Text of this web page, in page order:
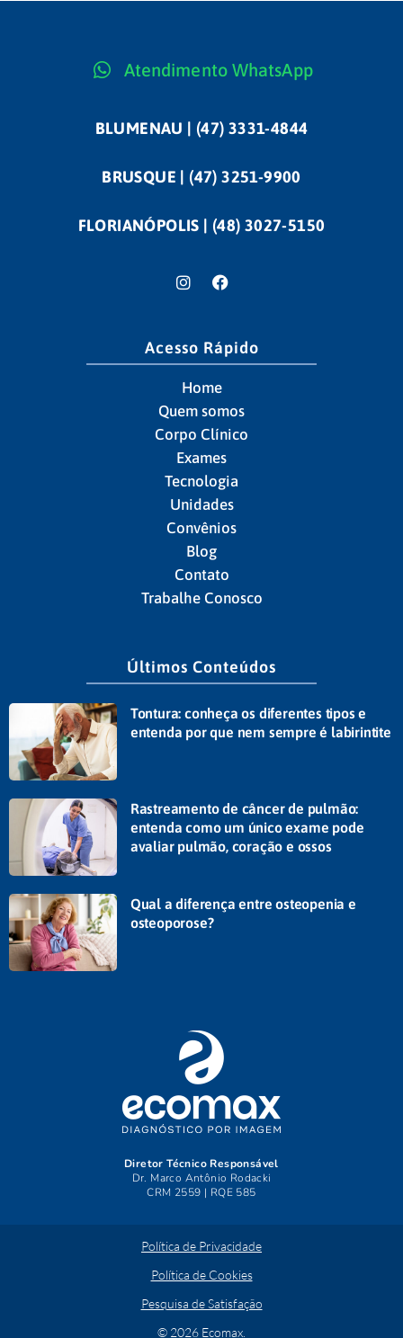
Atendimento WhatsApp
BLUMENAU | (47) 3331-4844
BRUSQUE | (47) 3251-9900
FLORIANÓPOLIS | (48) 3027-5150
Acesso Rápido
Home
Quem somos
Corpo Clínico
Exames
Tecnologia
Unidades
Convênios
Blog
Contato
Trabalhe Conosco
Últimos Conteúdos
Tontura: conheça os diferentes tipos e
entenda por que nem sempre é labirintite
Rastreamento de câncer de pulmão:
entenda como um único exame pode
avaliar pulmão, coração e ossos
Qual a diferença entre osteopenia e
osteoporose?
Diretor Técnico Responsável
Dr. Marco Antônio Rodacki
CRM 2559 | RQE 585
Política de Privacidade
Política de Cookies
Pesquisa de Satisfação
© 2026 Ecomax.